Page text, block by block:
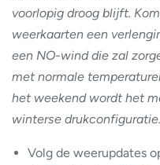
voorlopig droog blijft.
weerkaarten een
een NO-wind die zal
met normale
het weekend wordt het
winterse drukconfiguratie.
Volg de weerupdates